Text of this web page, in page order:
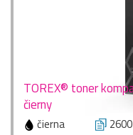
TOREX® toner
čierny
čierna